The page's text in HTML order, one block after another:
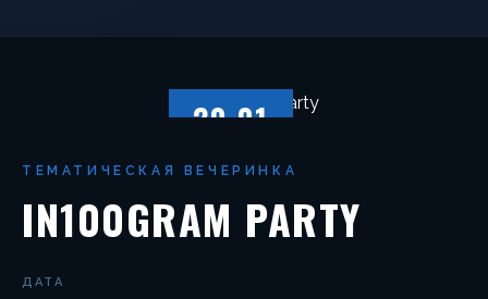
20.01
ТЕМАТИЧЕСКАЯ ВЕЧЕРИНКА
IN100GRAM PARTY
ДАТА